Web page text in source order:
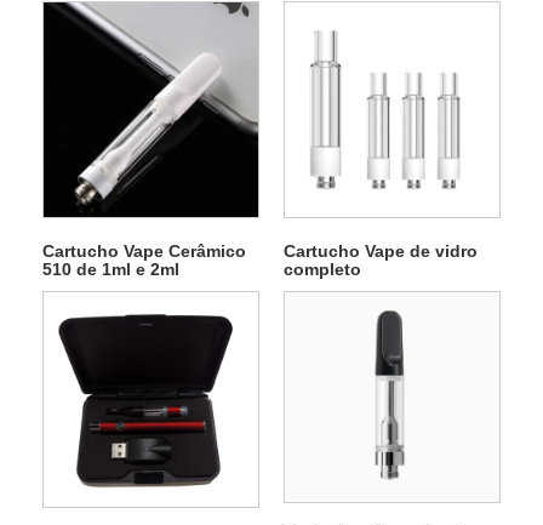
Cartucho Vape Cerâmico
510 de 1ml e 2ml
Cartucho Vape de vidro
completo